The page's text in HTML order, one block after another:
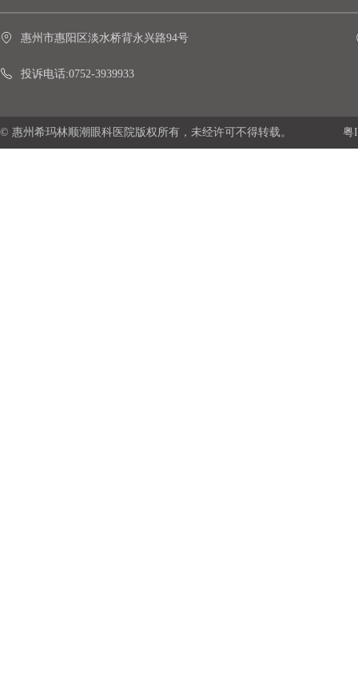
惠州市惠阳区淡水桥背永兴路94号
投诉电话:0752-3939933
© 惠州希玛林顺潮眼科医院版权所有，未经许可不得转载。 粤